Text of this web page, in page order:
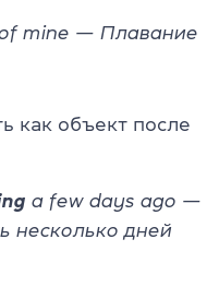
mine — Плавание
как объект после
a few days ago —
несколько дней